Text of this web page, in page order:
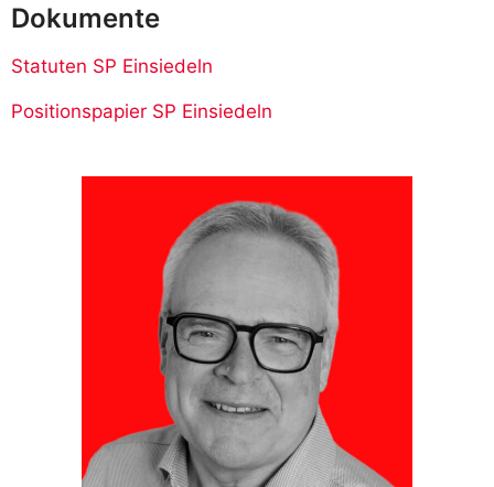
Dokumente
Statuten SP Einsiedeln
Positionspapier SP Einsiedeln